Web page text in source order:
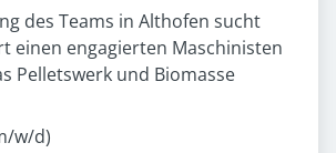
des Teams in Althofen sucht
einen engagierten Maschinisten
Pelletswerk und Biomasse
w/d)